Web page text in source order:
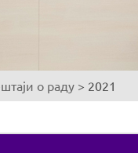
о раду > 2021